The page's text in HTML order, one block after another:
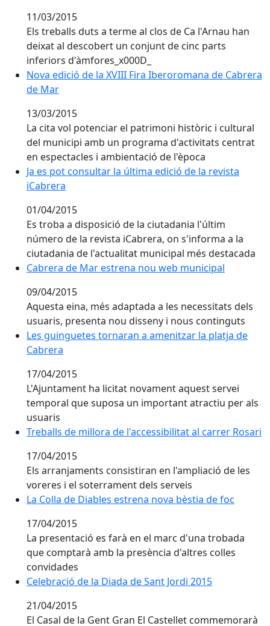
11/03/2015
Els treballs duts a terme al clos de Ca l'Arnau han
deixat al descobert un conjunt de cinc parts
inferiors d'àmfores_x000D_
Nova edició de la XVIII Fira Iberoromana de Cabrera
Nova edició de la XVIII Fira Iberoromana de Cabrera
de Mar
13/03/2015
La cita vol potenciar el patrimoni històric i cultural
del municipi amb un programa d'activitats centrat
en espectacles i ambientació de l'època
Ja es pot consultar la última edició de la revista
Ja es pot consultar la última edició de la revista
iCabrera
01/04/2015
Es troba a disposició de la ciutadania l'últim
número de la revista iCabrera, on s'informa a la
ciutadania de l'actualitat municipal més destacada
Cabrera de Mar estrena nou web municipal
Cabrera de Mar estrena nou web municipal
09/04/2015
Aquesta eina, més adaptada a les necessitats dels
usuaris, presenta nou disseny i nous continguts
Les guinguetes tornaran a amenitzar la platja de
Les guinguetes tornaran a amenitzar la platja de
Cabrera
17/04/2015
L'Ajuntament ha licitat novament aquest servei
temporal que suposa un important atractiu per als
usuaris
Treballs de millora de l'accessibilitat al carrer Rosari
Treballs de millora de l'accessibilitat al carrer Rosari
17/04/2015
Els arranjaments consistiran en l'ampliació de les
voreres i el soterrament dels serveis
La Colla de Diables estrena nova bèstia de foc
La Colla de Diables estrena nova bèstia de foc
17/04/2015
La presentació es farà en el marc d'una trobada
que comptarà amb la presència d'altres colles
convidades
Celebració de la Diada de Sant Jordi 2015
Celebració de la Diada de Sant Jordi 2015
21/04/2015
El Casal de la Gent Gran El Castellet commemorarà